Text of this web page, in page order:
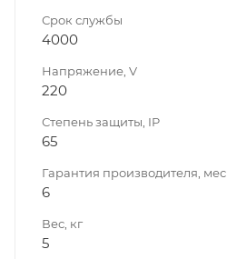
Срок службы
4000
Напряжение, V
220
Степень защиты, IP
65
Гарантия производителя, мес
6
Вес, кг
5